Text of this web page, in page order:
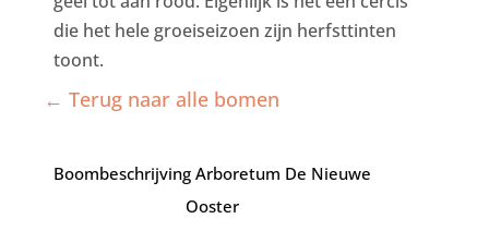
die het hele groeiseizoen zijn herfsttinten
toont.
← Terug naar alle bomen
Boombeschrijving Arboretum De Nieuwe
Ooster